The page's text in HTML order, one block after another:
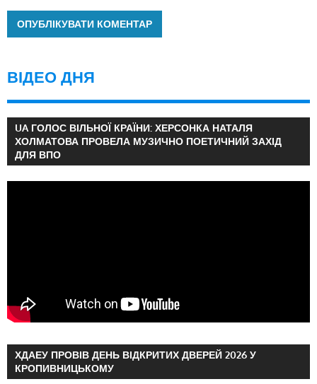
ВІДЕО ДНЯ
UA ГОЛОС ВІЛЬНОЇ КРАЇНИ: ХЕРСОНКА НАТАЛЯ
ХОЛМАТОВА ПРОВЕЛА МУЗИЧНО ПОЕТИЧНИЙ ЗАХІД
ДЛЯ ВПО
ХДАЕУ ПРОВІВ ДЕНЬ ВІДКРИТИХ ДВЕРЕЙ 2026 У
КРОПИВНИЦЬКОМУ